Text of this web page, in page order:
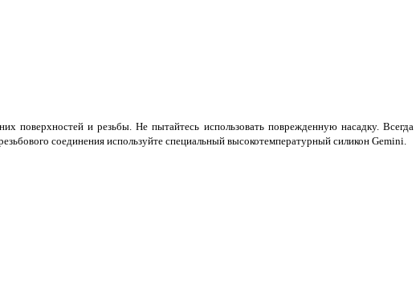
поверхностей и резьбы. Не пытайтесь использовать поврежденную насадку. Всегда
соединения используйте специальный высокотемпературный силикон Gemini.